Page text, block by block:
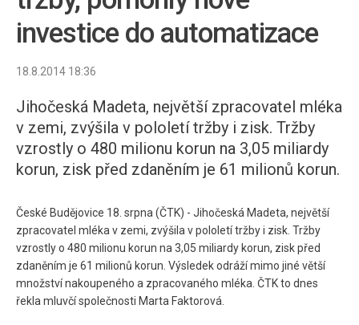
investice do automatizace
18.8.2014 18:36
Jihočeská Madeta, největší zpracovatel mléka
v zemi, zvýšila v pololetí tržby i zisk. Tržby
vzrostly o 480 milionu korun na 3,05 miliardy
korun, zisk před zdaněním je 61 milionů korun.
České Budějovice 18. srpna (ČTK) - Jihočeská Madeta, největší
zpracovatel mléka v zemi, zvýšila v pololetí tržby i zisk. Tržby
vzrostly o 480 milionu korun na 3,05 miliardy korun, zisk před
zdaněním je 61 milionů korun. Výsledek odráží mimo jiné větší
množství nakoupeného a zpracovaného mléka. ČTK to dnes
řekla mluvčí společnosti Marta Faktorová.